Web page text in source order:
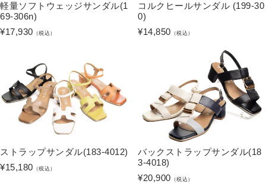
軽量ソフトウェッジサンダル(1
69-306n)
¥17,930 （税込）
コルクヒールサンダル (199-30
0)
¥14,850 （税込）
ストラップサンダル(183-4012)
¥15,180 （税込）
バックストラップサンダル(18
3-4018)
¥20,900 （税込）